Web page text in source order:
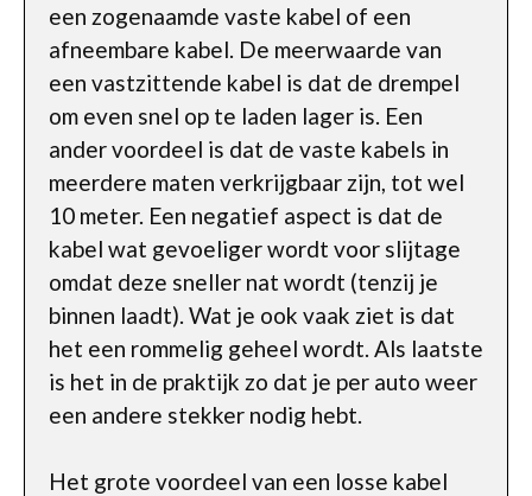
een zogenaamde vaste kabel of een
afneembare kabel. De meerwaarde van
een vastzittende kabel is dat de drempel
om even snel op te laden lager is. Een
ander voordeel is dat de vaste kabels in
meerdere maten verkrijgbaar zijn, tot wel
10 meter. Een negatief aspect is dat de
kabel wat gevoeliger wordt voor slijtage
omdat deze sneller nat wordt (tenzij je
binnen laadt). Wat je ook vaak ziet is dat
het een rommelig geheel wordt. Als laatste
is het in de praktijk zo dat je per auto weer
een andere stekker nodig hebt.
Het grote voordeel van een losse kabel